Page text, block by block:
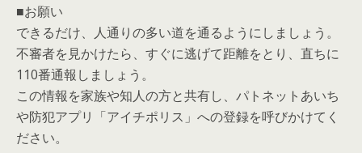
■お願い
できるだけ、人通りの多い道を通るようにしましょう。
不審者を見かけたら、すぐに逃げて距離をとり、直ちに
110番通報しましょう。
この情報を家族や知人の方と共有し、パトネットあいち
や防犯アプリ「アイチポリス」への登録を呼びかけてく
ださい。